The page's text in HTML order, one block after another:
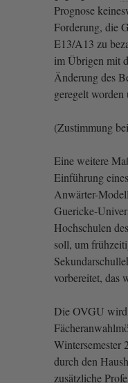
Prognose
Forderung, die
E13/A13 zu
im Übrigen mit
Änderung des
geregelt
(Zustimmung
Eine weitere
Einführung
Anwärter-
Guericke-
Hochschulen
soll, um
vorbereitet, das
Die OVGU
Wintersemester
durch den
zusätzliche